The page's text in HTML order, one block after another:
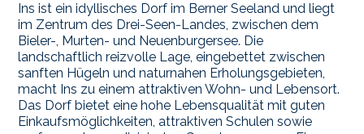
Ins ist ein idyllisches Dorf im Berner Seeland und liegt
im Zentrum des Drei-Seen-Landes, zwischen dem
Bieler-, Murten- und Neuenburgersee. Die
landschaftlich reizvolle Lage, eingebettet zwischen
sanften Hügeln und naturnahen Erholungsgebieten,
macht Ins zu einem attraktiven Wohn- und Lebensort.
Das Dorf bietet eine hohe Lebensqualität mit guten
Einkaufsmöglichkeiten, attraktiven Schulen sowie